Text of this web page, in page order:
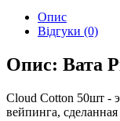
Опис
Відгуки (0)
Опис: Вата
Cloud Cotton 50шт -
вейпинга,